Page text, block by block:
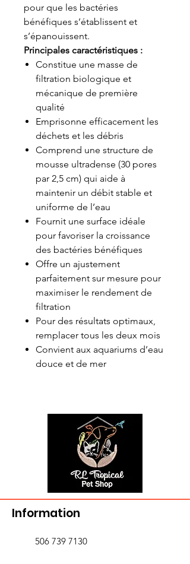
pour que les bactéries
bénéfiques s’établissent et
s’épanouissent.
Principales caractéristiques :
Constitue une masse de
filtration biologique et
mécanique de première
qualité
Emprisonne efficacement les
déchets et les débris
Comprend une structure de
mousse ultradense (30 pores
par 2,5 cm) qui aide à
maintenir un débit stable et
uniforme de l’eau
Fournit une surface idéale
pour favoriser la croissance
des bactéries bénéfiques
Offre un ajustement
parfaitement sur mesure pour
maximiser le rendement de
filtration
Pour des résultats optimaux,
remplacer tous les deux mois
Convient aux aquariums d’eau
douce et de mer
Information
506 739 7130